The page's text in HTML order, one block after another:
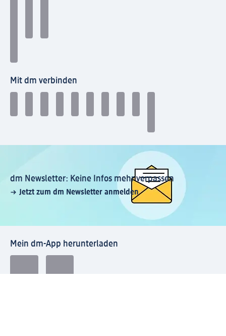
Mit dm verbinden
dm Newsletter: Keine Infos mehr verpassen
Jetzt zum dm Newsletter anmelden
Mein dm-App herunterladen